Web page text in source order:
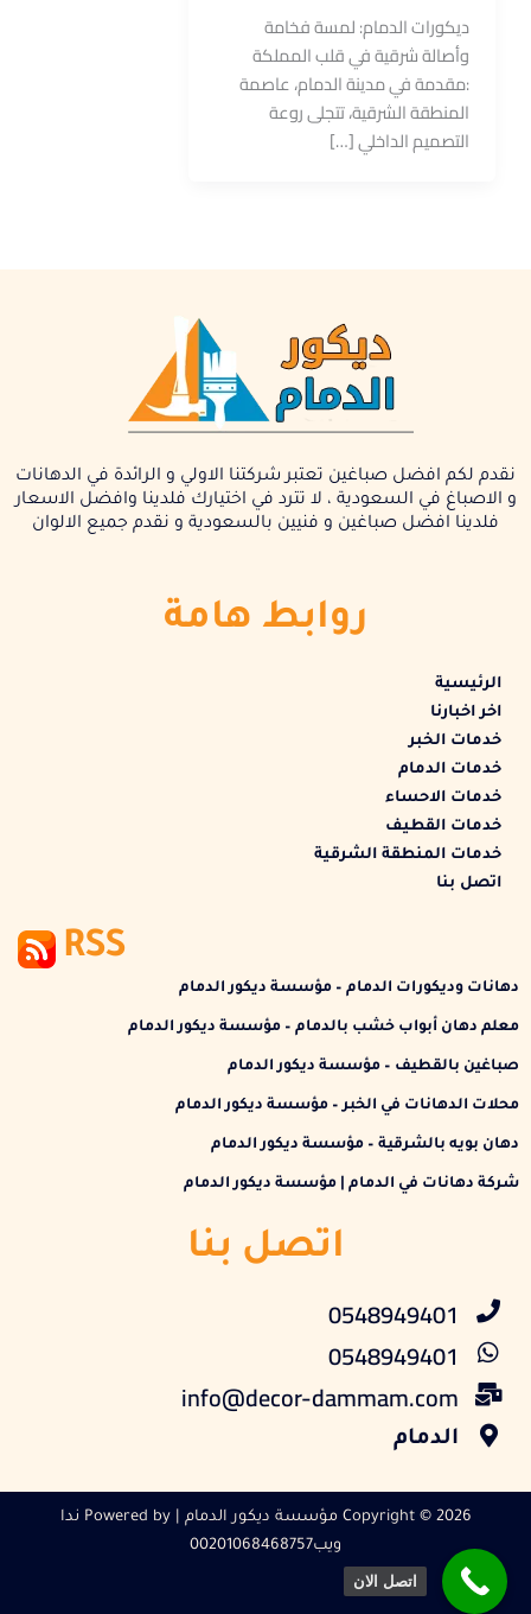
ديكورات الدمام: لمسة فخامة
وأصالة شرقية في قلب المملكة
:مقدمة في مدينة الدمام، عاصمة
المنطقة الشرقية، تتجلى روعة
التصميم الداخلي […]
نقدم لكم افضل صباغين تعتبر شركتنا الاولي و الرائدة في الدهانات
و الاصباغ في السعودية ، لا تترد في اختيارك فلدينا وافضل الاسعار
فلدينا افضل صباغين و فنيين بالسعودية و نقدم جميع الالوان
روابط هامة
الرئيسية
اخر اخبارنا
خدمات الخبر
خدمات الدمام
خدمات الاحساء
خدمات القطيف
خدمات المنطقة الشرقية
اتصل بنا
RSS
دهانات وديكورات الدمام – مؤسسة ديكور الدمام
معلم دهان أبواب خشب بالدمام – مؤسسة ديكور الدمام
صباغين بالقطيف – مؤسسة ديكور الدمام
محلات الدهانات في الخبر – مؤسسة ديكور الدمام
دهان بويه بالشرقية – مؤسسة ديكور الدمام
شركة دهانات في الدمام | مؤسسة ديكور الدمام
اتصل بنا
0548949401
0548949401
info@decor-dammam.com
الدمام
Copyright © 2026 مؤسسة ديكور الدمام | Powered by ندا
ويب00201068468757
اتصل الان